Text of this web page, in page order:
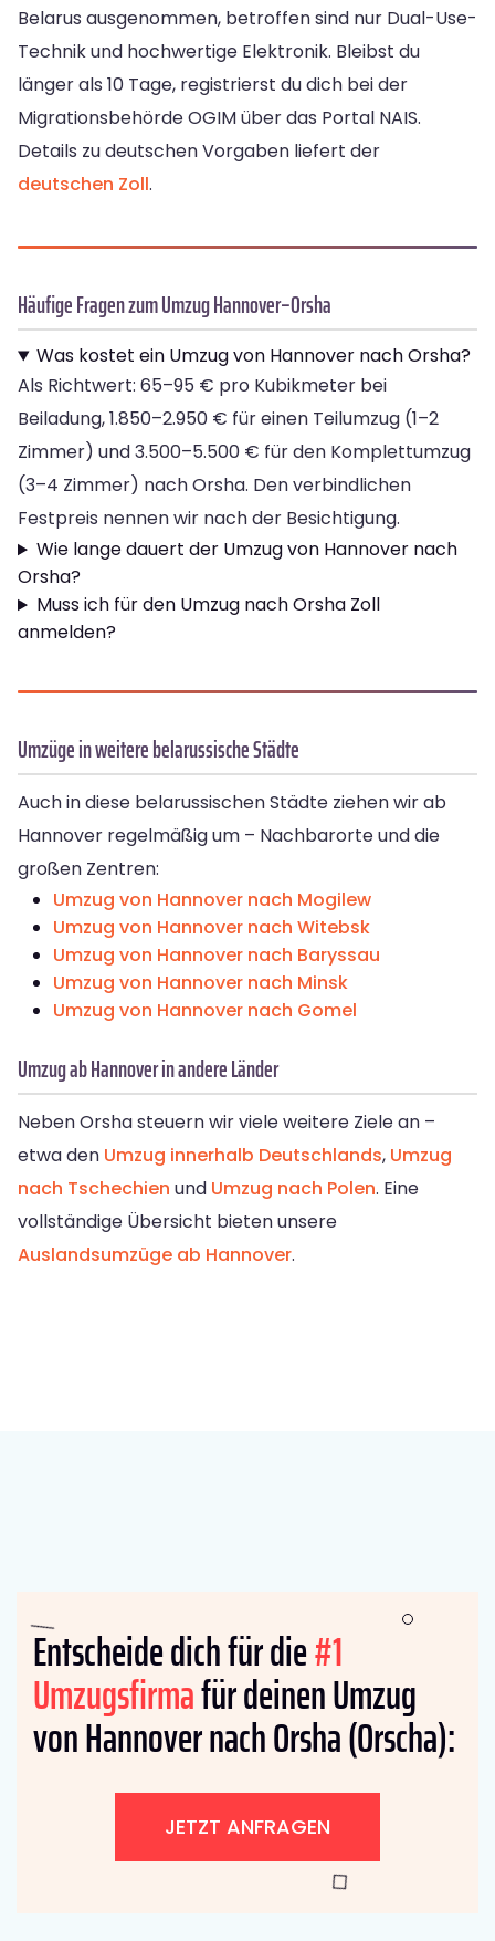
Belarus ausgenommen, betroffen sind nur Dual-Use-
Technik und hochwertige Elektronik. Bleibst du
länger als 10 Tage, registrierst du dich bei der
Migrationsbehörde OGIM über das Portal NAIS.
Details zu deutschen Vorgaben liefert der
deutschen Zoll.
Häufige Fragen zum Umzug Hannover–Orsha
Was kostet ein Umzug von Hannover nach Orsha?
Als Richtwert: 65–95 € pro Kubikmeter bei
Beiladung, 1.850–2.950 € für einen Teilumzug (1–2
Zimmer) und 3.500–5.500 € für den Komplettumzug
(3–4 Zimmer) nach Orsha. Den verbindlichen
Festpreis nennen wir nach der Besichtigung.
Wie lange dauert der Umzug von Hannover nach
Orsha?
Muss ich für den Umzug nach Orsha Zoll
anmelden?
Umzüge in weitere belarussische Städte
Auch in diese belarussischen Städte ziehen wir ab
Hannover regelmäßig um – Nachbarorte und die
großen Zentren:
Umzug von Hannover nach Mogilew
Umzug von Hannover nach Witebsk
Umzug von Hannover nach Baryssau
Umzug von Hannover nach Minsk
Umzug von Hannover nach Gomel
Umzug ab Hannover in andere Länder
Neben Orsha steuern wir viele weitere Ziele an –
etwa den Umzug innerhalb Deutschlands, Umzug
nach Tschechien und Umzug nach Polen. Eine
vollständige Übersicht bieten unsere
Auslandsumzüge ab Hannover.
Entscheide dich für die#1
Umzugsfirmafür deinen Umzug
von Hannover nach Orsha (Orscha):
JETZT ANFRAGEN